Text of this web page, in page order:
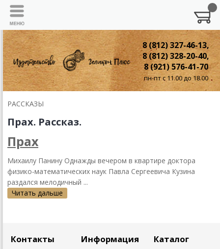
8 (812) 327-46-13,
8 (812) 328-20-40,
8 (921) 576-41-70
пн-пт с 11.00 до 18.00
РАССКАЗЫ
Прах. Рассказ.
Прах
Михаилу Панину Однажды вечером в квартире доктора
физико-математических наук Павла Сергеевича Кузина
раздался мелодичный ...
Читать дальше
Контакты Информация Каталог